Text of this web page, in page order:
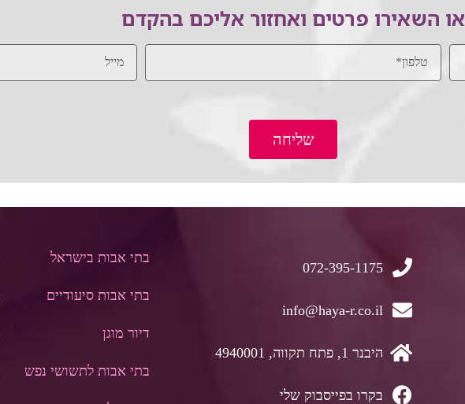
או השאירו פרטים ואחזור אליכם בהקדם
שליחה
072-395-1175
info@haya-r.co.il
היבנר 1, פתח תקווה, 4940001
בקרו בפייסבוק שלי
בתי אבות בישראל
בתי אבות סיעודיים
דיור מוגן
בתי אבות לתשושי נפש